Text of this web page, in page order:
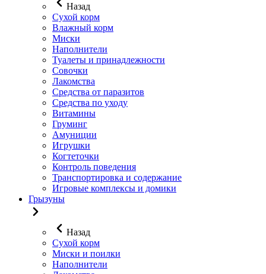
Назад
Сухой корм
Влажный корм
Миски
Наполнители
Туалеты и принадлежности
Совочки
Лакомства
Средства от паразитов
Средства по уходу
Витамины
Груминг
Амуниции
Игрушки
Когтеточки
Контроль поведения
Транспортировка и содержание
Игровые комплексы и домики
Грызуны
Назад
Сухой корм
Миски и поилки
Наполнители